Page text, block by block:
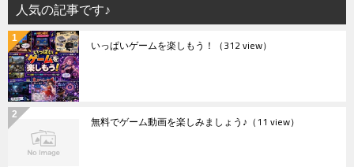
人気の記事です♪
いっぱいゲームを楽しもう！ （312 view）
無料でゲーム動画を楽しみましょう♪ （11 view）